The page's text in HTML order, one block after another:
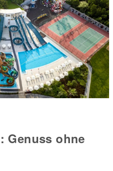
Genuss ohne